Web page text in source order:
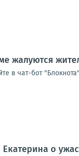
жалуются
в чат-бот
о